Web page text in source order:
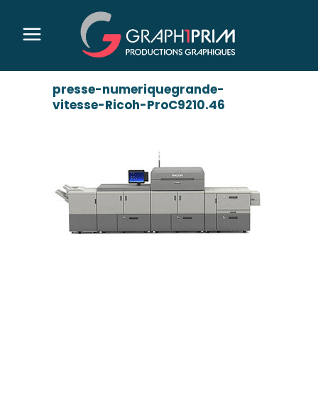
presse-numeriquegrande-
vitesse-Ricoh-ProC9210.46